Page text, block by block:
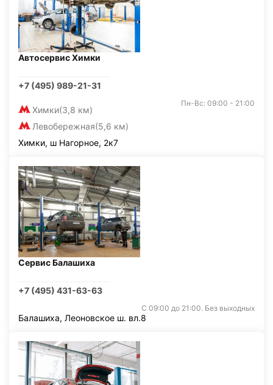
Автосервис Химки
+7 (495) 989-21-31
Химки(3,8 км)
Левобережная(5,6 км)
Пн-Вс: 09:00 - 21:00
Химки, ш Нагорное, 2к7
Сервис Балашиха
+7 (495) 431-63-63
С 09:00 до 21:00. Без выходных
Балашиха, Леоновское ш. вл.8